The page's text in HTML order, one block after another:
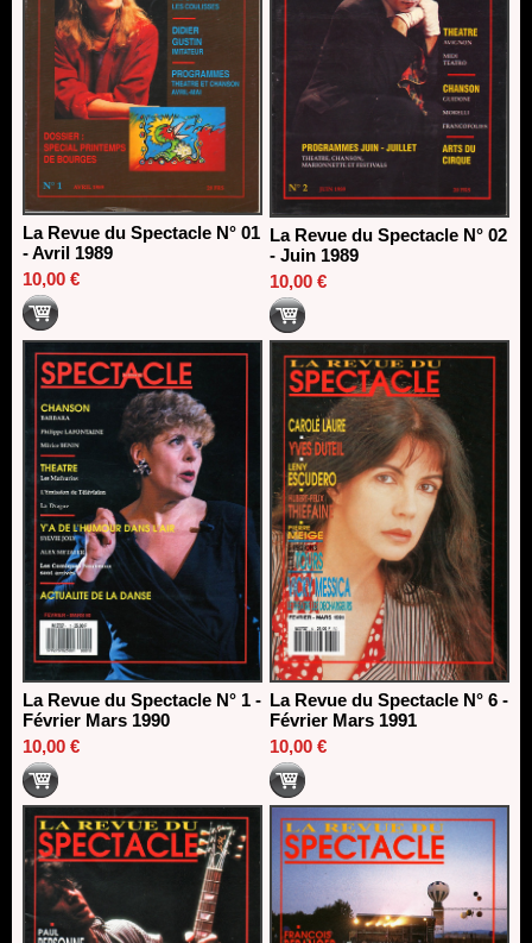
La Revue du Spectacle N° 01
- Avril 1989
10,00 €
La Revue du Spectacle N° 02
- Juin 1989
10,00 €
La Revue du Spectacle N° 1 -
Février Mars 1990
10,00 €
La Revue du Spectacle N° 6 -
Février Mars 1991
10,00 €